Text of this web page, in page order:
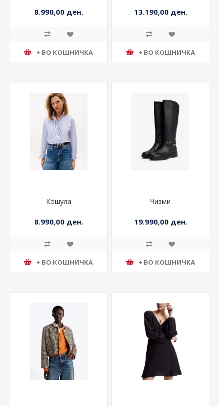
8.990,00 ден.
+ ВО КОШНИЧКА
13.190,00 ден.
+ ВО КОШНИЧКА
Кошула
8.990,00 ден.
+ ВО КОШНИЧКА
Чизми
19.990,00 ден.
+ ВО КОШНИЧКА